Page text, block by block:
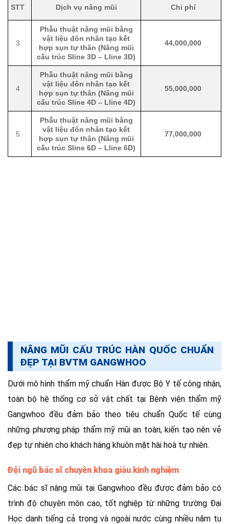
STT Dịch vụ nâng mũi Chi phí
3
Phẫu thuật nâng mũi bằng
vật liệu đôn nhân tạo kết
hợp sụn tự thân (Nâng mũi
cấu trúc Sline 3D – Lline 3D)
44,000,000
4
Phẫu thuật nâng mũi bằng
vật liệu đôn nhân tạo kết
hợp sụn tự thân (Nâng mũi
cấu trúc Sline 4D – Lline 4D)
55,000,000
5
Phẫu thuật nâng mũi bằng
vật liệu đôn nhân tạo kết
hợp sụn tự thân (Nâng mũi
cấu trúc Sline 6D – Lline 6D)
77,000,000
NÂNG MŨI CẤU TRÚC HÀN QUỐC CHUẨN
ĐẸP TẠI BVTM GANGWHOO
Dưới mô hình thẩm mỹ chuẩn Hàn được Bộ Y tế công nhận,
toàn bộ hệ thống cơ sở vật chất tại Bệnh viện thẩm mỹ
Gangwhoo đều đảm bảo theo tiêu chuẩn Quốc tế cùng
những phương pháp thẩm mỹ mũi an toàn, kiến tạo nên vẻ
đẹp tự nhiên cho khách hàng khuôn mặt hài hoà tự nhiên.
Đội ngũ bác sĩ chuyên khoa giàu kinh nghiệm
Các bác sĩ nâng mũi tại Gangwhoo đều được đảm bảo có
trình độ chuyên môn cao, tốt nghiệp từ những trường Đại
Học danh tiếng cả trong và ngoài nước cùng nhiều năm tu